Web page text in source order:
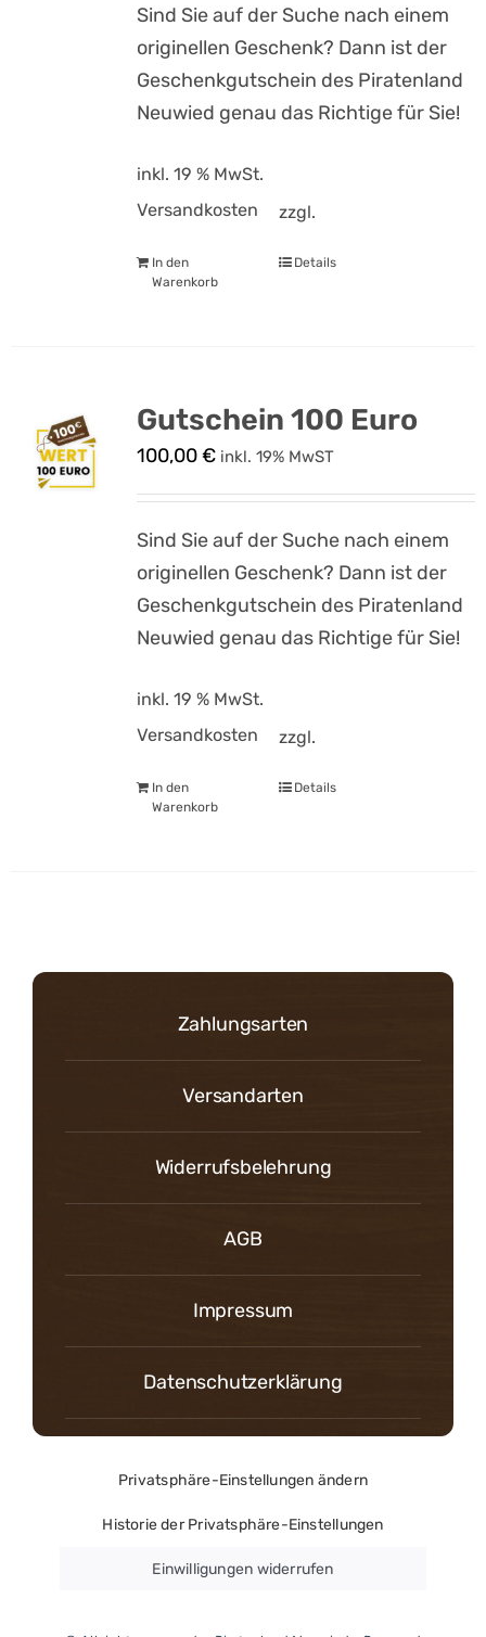
Sind Sie auf der Suche nach einem
originellen Geschenk? Dann ist der
Geschenkgutschein des Piratenland
Neuwied genau das Richtige für Sie!
inkl. 19 % MwSt.
zzgl.
Versandkosten
In den
Warenkorb
Details
Gutschein 100 Euro
100,00€ inkl. 19% MwST
Sind Sie auf der Suche nach einem
originellen Geschenk? Dann ist der
Geschenkgutschein des Piratenland
Neuwied genau das Richtige für Sie!
inkl. 19 % MwSt.
zzgl.
Versandkosten
In den
Warenkorb
Details
Zahlungsarten
Versandarten
Widerrufsbelehrung
AGB
Impressum
Datenschutzerklärung
Privatsphäre-Einstellungen ändern
Historie der Privatsphäre-Einstellungen
Einwilligungen widerrufen